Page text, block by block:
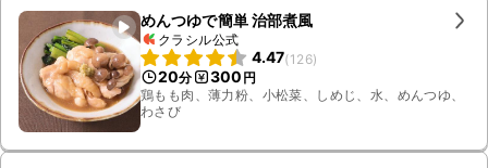
めんつゆで簡単 治部煮風
クラシル公式
4.47(126)
20分 300 円
鶏もも肉、薄力粉、小松菜、しめじ、水、めんつゆ、
わさび